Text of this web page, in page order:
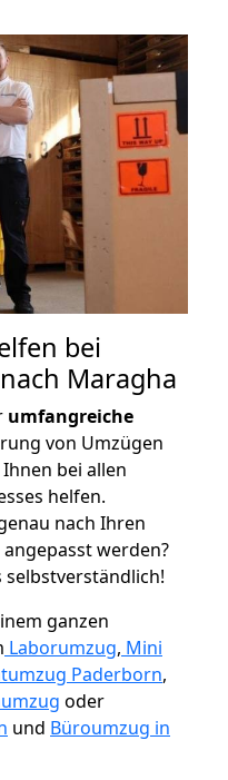
bei
Maragha
umfangreiche
von Umzügen
bei allen
helfen.
nach Ihren
werden?
selbstverständlich!
ganzen
Laborumzug, Mini
Paderborn,
oder
und Büroumzug in